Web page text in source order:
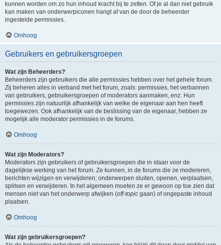
kunnen worden om zo hun inhoud kracht bij te zetten. Of je al dan niet gebruik
kan maken van onderwerpiconen hangt af van de door de beheerder
ingestelde permissies.
Omhoog
Gebruikers en gebruikersgroepen
Wat zijn Beheerders?
Beheerders zijn gebruikers die alle permissies hebben over het gehele forum.
Zij beheren alles in verband met het forum, zoals: permissies, het verbannen
van gebruikers, gebruikersgroepen of moderators aanmaken, enz. Hun
permissies zijn natuurlijk afhankelijk van welke de eigenaar aan hen heeft
toegewezen. Ook afhankelijk van de beslissing van de eigenaar, hebben ze
mogelijk alle moderator permissies in de forums.
Omhoog
Wat zijn Moderators?
Moderators zijn gebruikers of gebruikersgroepen die in staan voor de
dagelijkse werking van het forum. Ze kunnen, in de forums die ze modereren,
berichten wijzigen en verwijderen; onderwerpen sluiten, openen, verplaatsen,
splitsen en verwijderen. In het algemeen moeten ze er gewoon op toe zien dat
mensen niet van het onderwerp afwijken (off-topic gaan) of ongepaste inhoud
plaatsen.
Omhoog
Wat zijn gebruikersgroepen?